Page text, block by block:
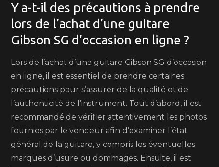
Y a-t-il des précautions à prendre
lors de l’achat d’une guitare
Gibson SG d’occasion en ligne ?
Lors de l’achat d’une guitare Gibson SG d’occasion
en ligne, il est essentiel de prendre certaines
précautions pour s’assurer de la qualité et de
l’authenticité de l’instrument. Tout d’abord, il est
recommandé de vérifier attentivement les photos
fournies par le vendeur afin d’examiner l’état
général de la guitare, y compris les éventuelles
marques d’usure ou dommages. Ensuite, il est